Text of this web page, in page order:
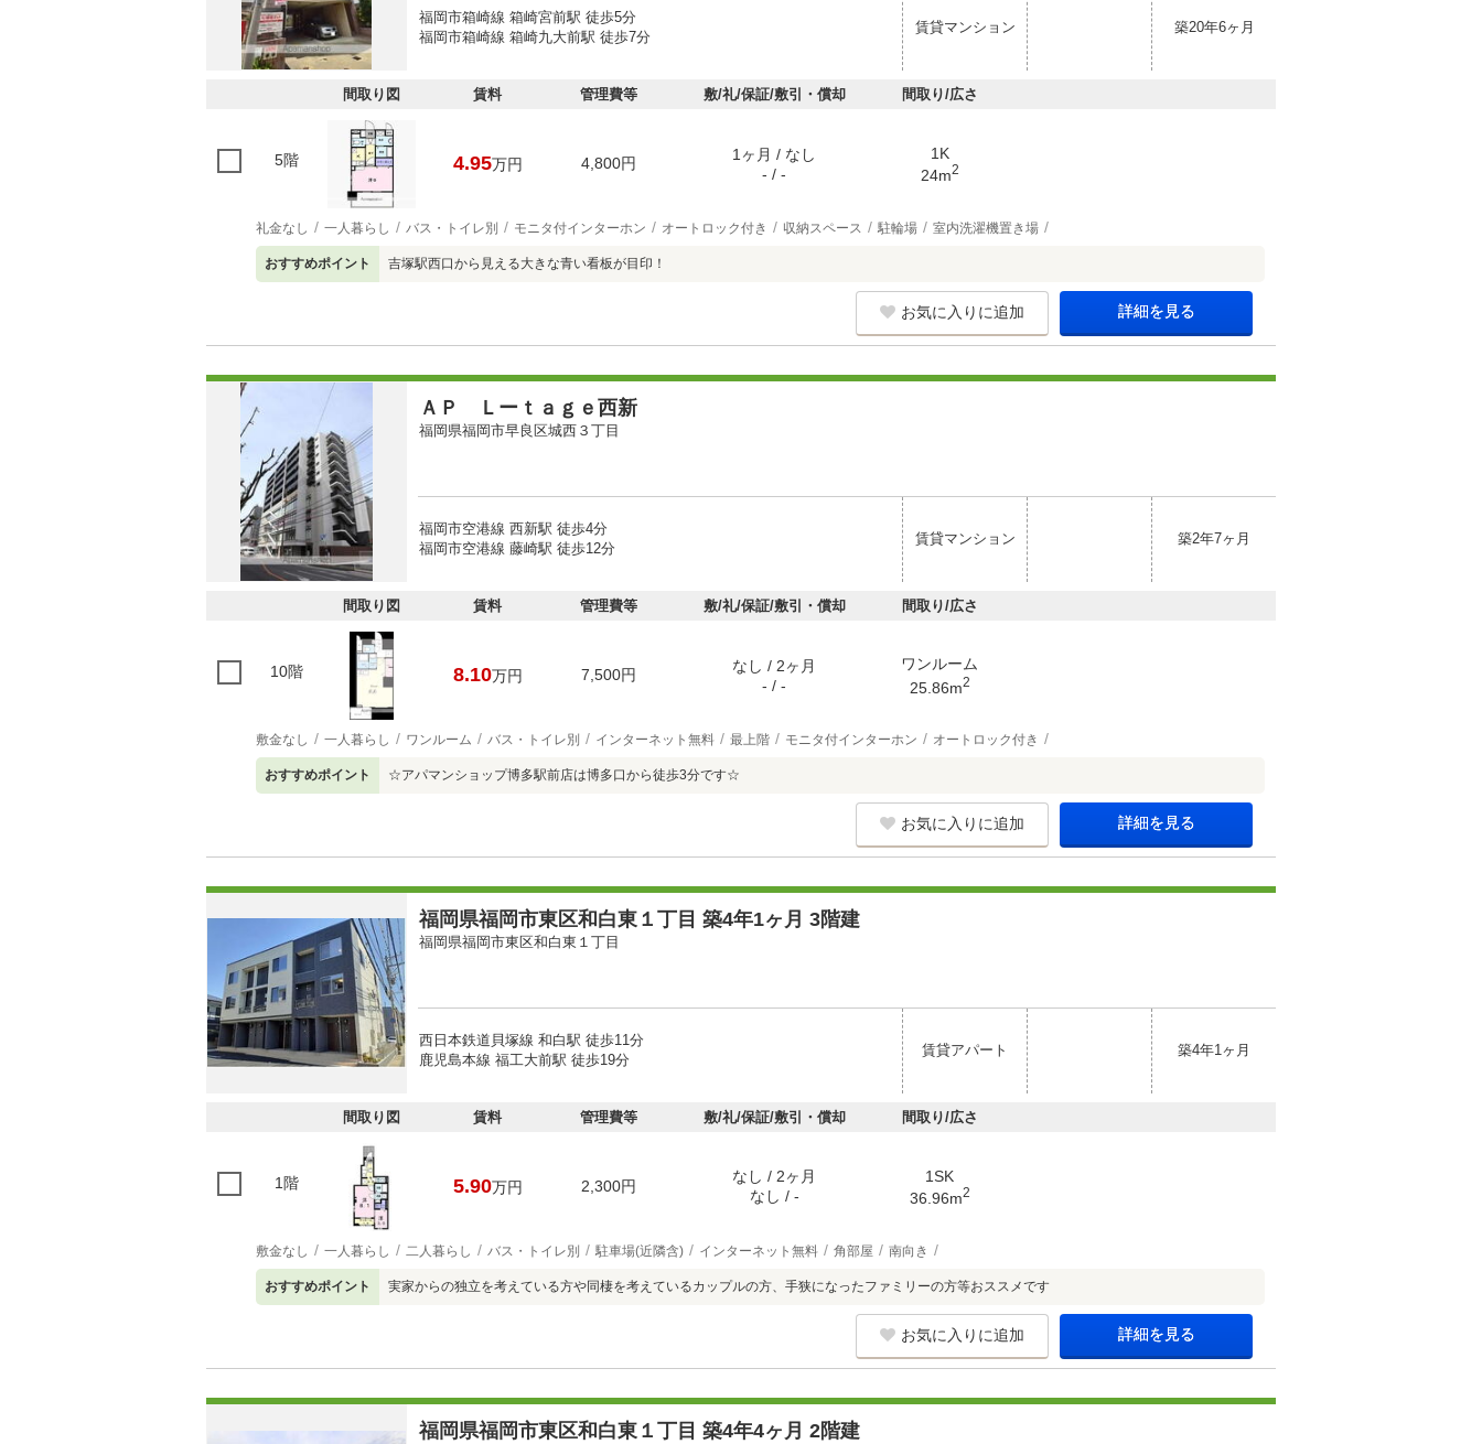
福岡市箱崎線 箱崎宮前駅 徒歩5分
福岡市箱崎線 箱崎九大前駅 徒歩7分
賃貸マンション 築20年6ヶ月
間取り図 賃料 管理費等 敷/礼/保証/敷引・償却 間取り/広さ
5階 4.95万円 4,800円
1ヶ月 / なし
- / -
1K
24m2
礼金なし 一人暮らし バス・トイレ別 モニタ付インターホン オートロック付き 収納スペース 駐輪場 室内洗濯機置き場
おすすめポイント 吉塚駅西口から見える大きな青い看板が目印！
お気に入りに追加 詳細を見る
ＡＰ Ｌーｔａｇｅ西新
福岡県福岡市早良区城西３丁目
福岡市空港線 西新駅 徒歩4分
福岡市空港線 藤崎駅 徒歩12分
賃貸マンション 築2年7ヶ月
間取り図 賃料 管理費等 敷/礼/保証/敷引・償却 間取り/広さ
10階 8.10万円 7,500円
なし / 2ヶ月
- / -
ワンルーム
25.86m2
敷金なし 一人暮らし ワンルーム バス・トイレ別 インターネット無料 最上階 モニタ付インターホン オートロック付き
おすすめポイント ☆アパマンショップ博多駅前店は博多口から徒歩3分です☆
お気に入りに追加 詳細を見る
福岡県福岡市東区和白東１丁目 築4年1ヶ月 3階建
福岡県福岡市東区和白東１丁目
西日本鉄道貝塚線 和白駅 徒歩11分
鹿児島本線 福工大前駅 徒歩19分
賃貸アパート 築4年1ヶ月
間取り図 賃料 管理費等 敷/礼/保証/敷引・償却 間取り/広さ
1階 5.90万円 2,300円
なし / 2ヶ月
なし / -
1SK
36.96m2
敷金なし 一人暮らし 二人暮らし バス・トイレ別 駐車場(近隣含) インターネット無料 角部屋 南向き
おすすめポイント 実家からの独立を考えている方や同棲を考えているカップルの方、手狭になったファミリーの方等おススメです
お気に入りに追加 詳細を見る
福岡県福岡市東区和白東１丁目 築4年4ヶ月 2階建